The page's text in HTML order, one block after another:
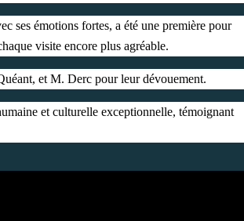
ses émotions fortes, a été une première pour
visite encore plus agréable.
et M. Derc pour leur dévouement.
et culturelle exceptionnelle, témoignant